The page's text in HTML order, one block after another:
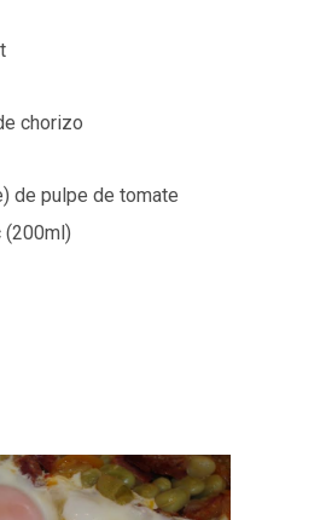
chorizo
de pulpe de tomate
(200ml)